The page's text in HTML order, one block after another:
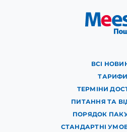
ВСІ
ТАРИФИ
ТЕРМІНИ
ПИТАННЯ ТА
ПОРЯДОК
СТАНДАРТНІ